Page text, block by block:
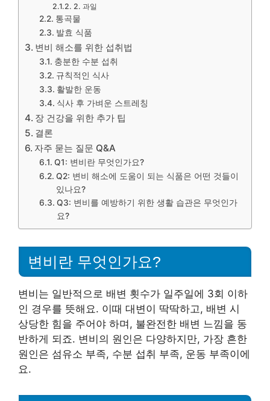
2. 과일
통곡물
발효 식품
변비 해소를 위한 섭취법
충분한 수분 섭취
규칙적인 식사
활발한 운동
식사 후 가벼운 스트레칭
장 건강을 위한 추가 팁
결론
자주 묻는 질문 Q&A
Q1: 변비란 무엇인가요?
Q2: 변비 해소에 도움이 되는 식품은 어떤 것들이
있나요?
Q3: 변비를 예방하기 위한 생활 습관은 무엇인가
요?
변비란 무엇인가요?
변비는 일반적으로 배변 횟수가 일주일에 3회 이하
인 경우를 뜻해요. 이때 대변이 딱딱하고, 배변 시
상당한 힘을 주어야 하며, 불완전한 배변 느낌을 동
반하게 되죠. 변비의 원인은 다양하지만, 가장 흔한
원인은 섬유소 부족, 수분 섭취 부족, 운동 부족이에
요.